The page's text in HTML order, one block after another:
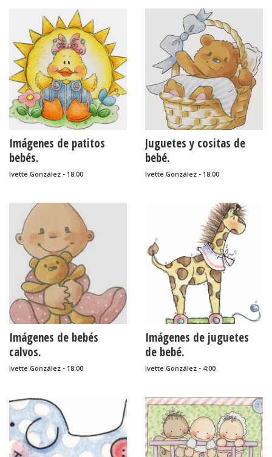
Imágenes de patitos
bebés.
Ivette González - 18:00
Juguetes y cositas de
bebé.
Ivette González - 18:00
Imágenes de bebés
calvos.
Ivette González - 18:00
Imágenes de juguetes
de bebé.
Ivette González - 4:00